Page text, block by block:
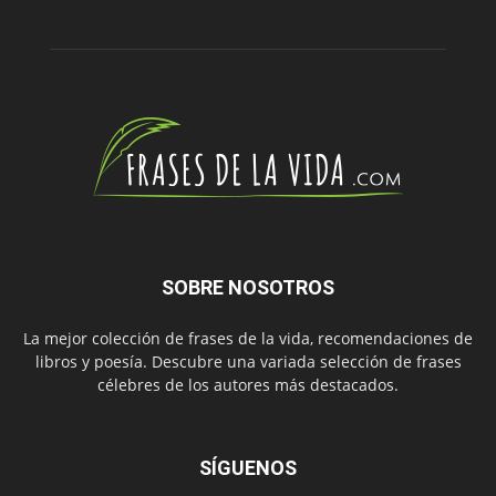
SOBRE NOSOTROS
La mejor colección de frases de la vida, recomendaciones de
libros y poesía. Descubre una variada selección de frases
célebres de los autores más destacados.
SÍGUENOS